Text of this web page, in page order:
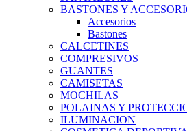
BASTONES Y
Accesorios
Bastones
CALCETINES
COMPRESIVOS
GUANTES
CAMISETAS
MOCHILAS
POLAINAS Y
ILUMINACION